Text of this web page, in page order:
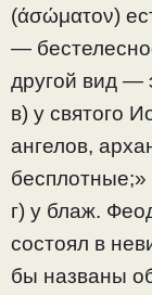
(άσώματον)
—
другой вид —
в) у святого
ангелов,
бесплотные;»
г) у блаж.
состоял в
бы названы